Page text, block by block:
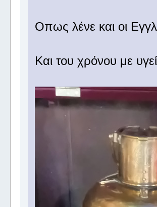
Οπως λένε και οι
Και του χρόνου με